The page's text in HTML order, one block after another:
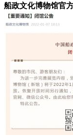
船政文化博物馆官